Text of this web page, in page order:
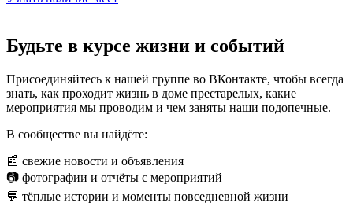
Будьте в курсе жизни и событий
Присоединяйтесь к нашей группе во ВКонтакте, чтобы всегда
знать, как проходит жизнь в доме престарелых, какие
мероприятия мы проводим и чем заняты наши подопечные.
В сообществе вы найдёте:
📰 свежие новости и объявления
📷 фотографии и отчёты с мероприятий
💬 тёплые истории и моменты повседневной жизни